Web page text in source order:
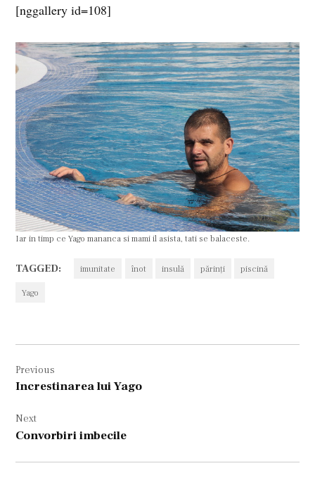
[nggallery id=108]
Iar in timp ce Yago mananca si mami il asista, tati se balaceste.
TAGGED: imunitate înot insulă părinți piscină
Yago
în
articole
Previous
Increstinarea lui Yago
Next
Convorbiri imbecile